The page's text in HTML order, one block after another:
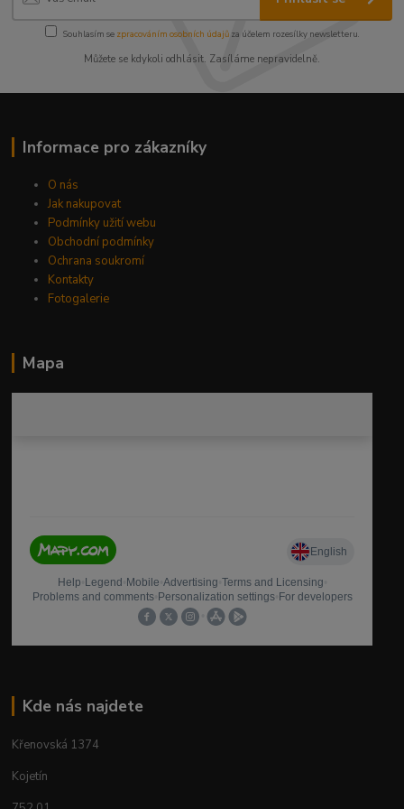
Souhlasím se zpracováním osobních údajůza účelem rozesílky newsletteru.
Můžete se kdykoli odhlásit. Zasíláme nepravidelně.
Informace pro zákazníky
O nás
Jak nakupovat
Podmínky užití webu
Obchodní podmínky
Ochrana soukromí
Kontakty
Fotogalerie
Mapa
Kde nás najdete
Křenovská 1374
Kojetín